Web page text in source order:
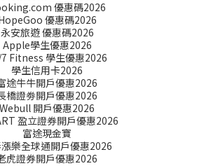
優惠碼2026
優惠碼2026
永安旅遊 優惠碼2026
Apple學生優惠2026
Fitness 學生優惠2026
學生信用卡2026
途牛牛開戶優惠2026
橋證劵開戶優惠2026
Webull 開戶優惠2026
盈立證券開戶優惠2026
富途現金寶
樂全球通開戶優惠2026
虎證券開戶優惠2026